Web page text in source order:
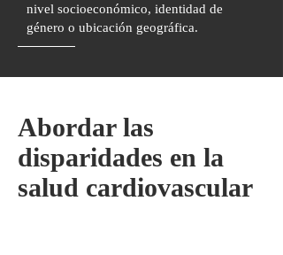
nivel socioeconómico, identidad de
género o ubicación geográfica.
Abordar las
disparidades en la
salud cardiovascular